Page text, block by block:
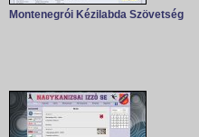
Montenegrói Kézilabda Szövetség